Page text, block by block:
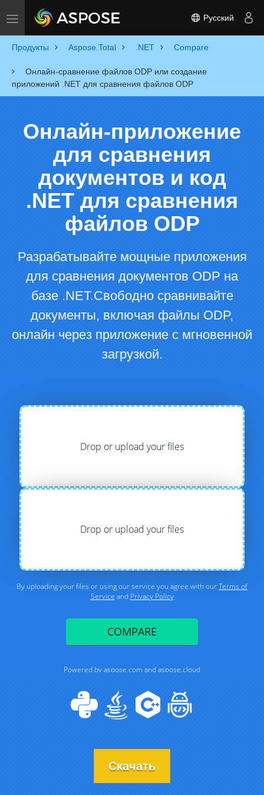
Toggle navigation Русский
Продукты Aspose.Total .NET Compare
Онлайн-сравнение файлов ODP или создание
приложений .NET для сравнения файлов ODP
Онлайн-приложение
для сравнения
документов и код
.NET для сравнения
файлов ODP
Разрабатывайте мощные приложения
для сравнения документов ODP на
базе .NET.Свободно сравнивайте
документы, включая файлы ODP,
онлайн через приложение с мгновенной
загрузкой.
Скачать